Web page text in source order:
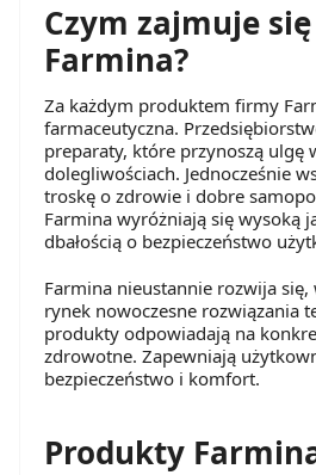
Czym zajmuje
Farmina?
Za każdym produktem firmy
farmaceutyczna.
preparaty, które przynoszą ulgę
dolegliwościach. Jednocześnie
troskę o zdrowie i dobre
Farmina wyróżniają się wysoką
dbałością o bezpieczeństwo
Farmina nieustannie rozwija
rynek nowoczesne rozwiązania
produkty odpowiadają na
zdrowotne. Zapewniają
bezpieczeństwo i komfort.
Produkty